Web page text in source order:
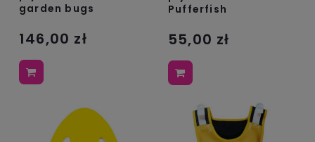
garden bugs
146,00 zł
Pufferfish
55,00 zł